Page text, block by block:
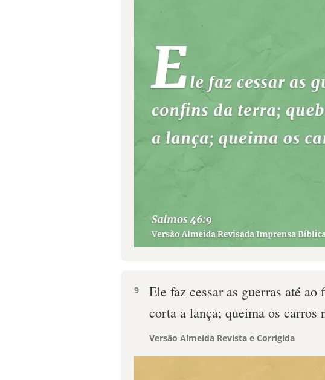
9
Ele faz cessar as guerras até
corta a lança; queima os carros
Versão Almeida Revista e Corrigida